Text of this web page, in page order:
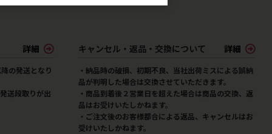
詳細
の発送となり
送段取りが出
キャンセル・返品・交換について 詳細
・納品時の破損、初期不良、当社出荷ミスによる誤納
品が判明した場合は交換させていただきます。
・商品到着後２営業日を超えた場合は商品の交換、返
品はお受けいたしかねます。
・ご注文後のお客様都合による返品、キャンセルはお
受けいたしかねます。